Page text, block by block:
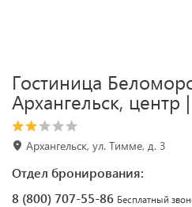
Гостиница
Архангельск, центр
Архангельск, ул. Тимме, д. 3
Отдел бронирования:
8 (800) 707-55-86 Бесплатный